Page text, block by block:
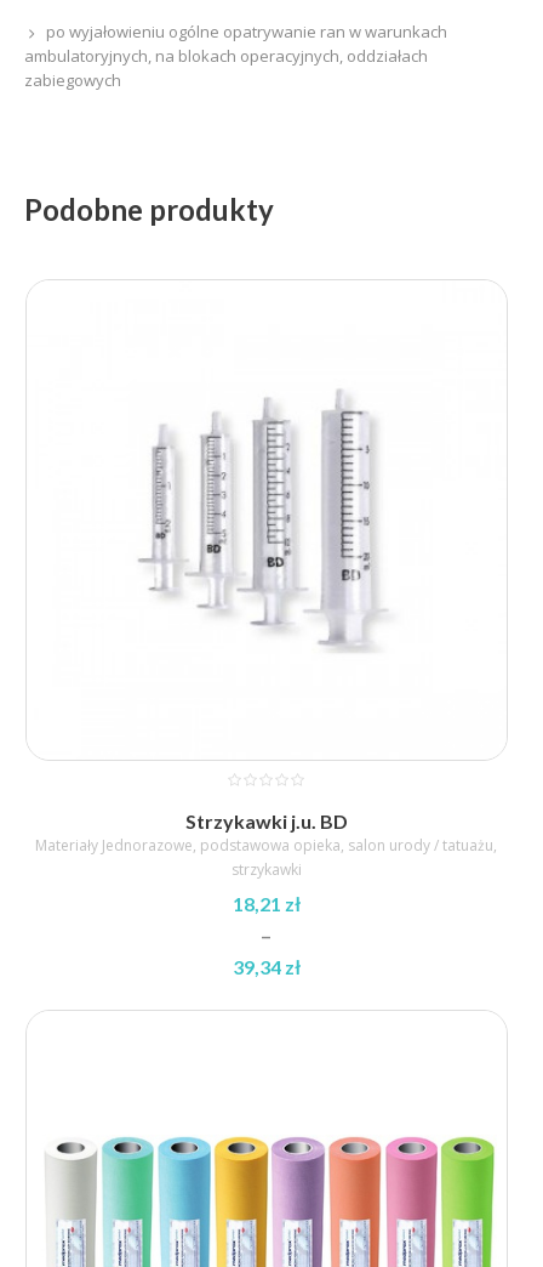
po wyjałowieniu ogólne opatrywanie ran w warunkach
ambulatoryjnych, na blokach operacyjnych, oddziałach
zabiegowych
Podobne produkty
Strzykawki j.u. BD
Materiały Jednorazowe, podstawowa opieka, salon urody / tatuażu,
strzykawki
18,21 zł
–
39,34 zł
cen:
39,34 zł